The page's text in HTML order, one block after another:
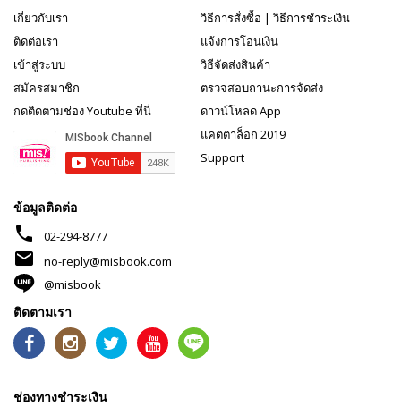
เกี่ยวกับเรา
ติดต่อเรา
เข้าสู่ระบบ
สมัครสมาชิก
กดติดตามช่อง Youtube ที่นี่
วิธีการสั่งซื้อ | วิธีการชำระเงิน
แจ้งการโอนเงิน
วิธีจัดส่งสินค้า
ตรวจสอบถานะการจัดส่ง
ดาวน์โหลด App
แคตตาล็อก 2019
Support
ข้อมูลติดต่อ
phone 02-294-8777
mail
no-reply@misbook.com
@misbook
ติดตามเรา
ช่องทางชำระเงิน